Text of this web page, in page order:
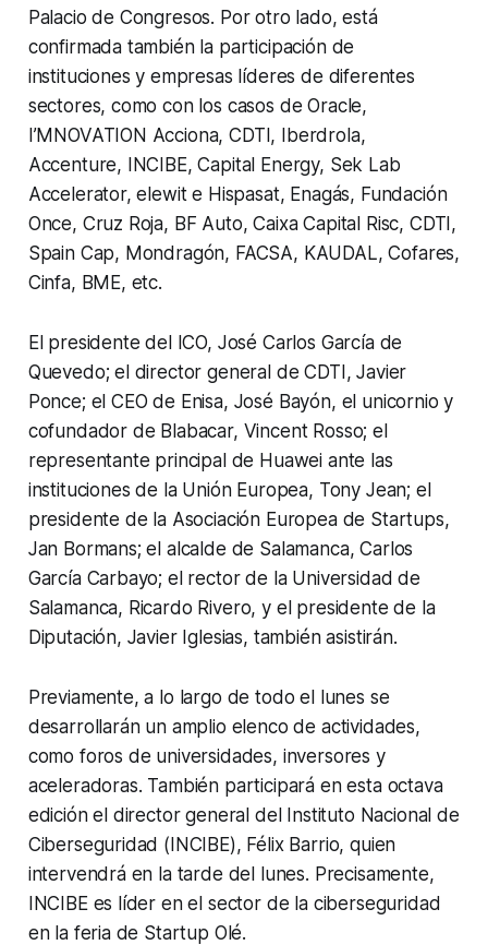
Palacio de Congresos. Por otro lado, está
confirmada también la participación de
instituciones y empresas líderes de diferentes
sectores, como con los casos de Oracle,
I’MNOVATION Acciona, CDTI, Iberdrola,
Accenture, INCIBE, Capital Energy, Sek Lab
Accelerator, elewit e Hispasat, Enagás, Fundación
Once, Cruz Roja, BF Auto, Caixa Capital Risc, CDTI,
Spain Cap, Mondragón, FACSA, KAUDAL, Cofares,
Cinfa, BME, etc.
El presidente del ICO, José Carlos García de
Quevedo; el director general de CDTI, Javier
Ponce; el CEO de Enisa, José Bayón, el unicornio y
cofundador de Blabacar, Vincent Rosso; el
representante principal de Huawei ante las
instituciones de la Unión Europea, Tony Jean; el
presidente de la Asociación Europea de Startups,
Jan Bormans; el alcalde de Salamanca, Carlos
García Carbayo; el rector de la Universidad de
Salamanca, Ricardo Rivero, y el presidente de la
Diputación, Javier Iglesias, también asistirán.
Previamente, a lo largo de todo el lunes se
desarrollarán un amplio elenco de actividades,
como foros de universidades, inversores y
aceleradoras. También participará en esta octava
edición el director general del Instituto Nacional de
Ciberseguridad (INCIBE), Félix Barrio, quien
intervendrá en la tarde del lunes. Precisamente,
INCIBE es líder en el sector de la ciberseguridad
en la feria de Startup Olé.